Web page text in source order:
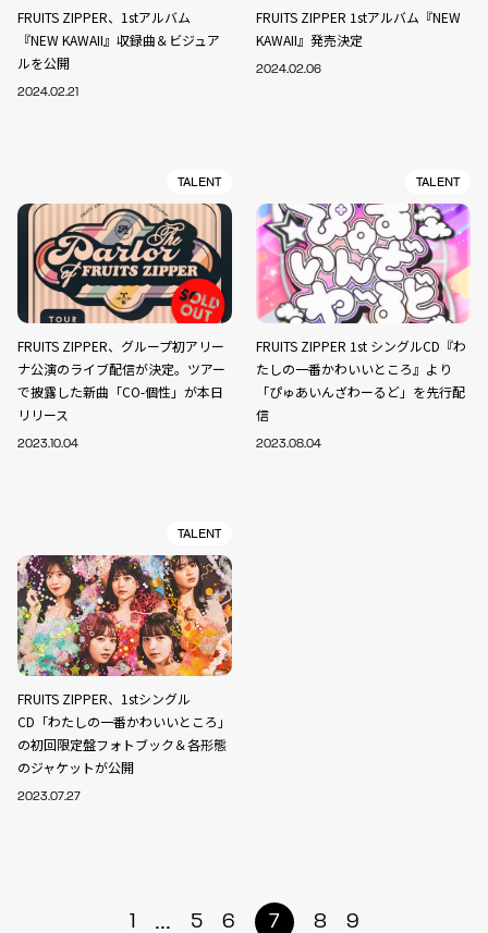
FRUITS ZIPPER、1stアルバム
『NEW KAWAII』収録曲＆ビジュア
ルを公開
2024.02.21
FRUITS ZIPPER 1stアルバム『NEW
KAWAII』発売決定
2024.02.06
TALENT
FRUITS ZIPPER、グループ初アリー
ナ公演のライブ配信が決定。ツアー
で披露した新曲「CO-個性」が本日
リリース
2023.10.04
TALENT
FRUITS ZIPPER 1st シングルCD『わ
たしの一番かわいいところ』より
「ぴゅあいんざわーるど」を先行配
信
2023.08.04
TALENT
FRUITS ZIPPER、1stシングル
CD「わたしの一番かわいいところ」
の初回限定盤フォトブック＆各形態
のジャケットが公開
2023.07.27
1 ... 5 6 7 8 9